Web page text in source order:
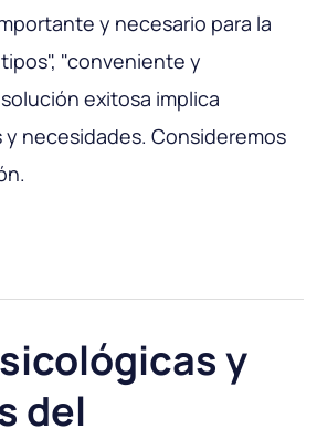
y necesario para la
"conveniente y
exitosa implica
y necesidades. Consideremos
y
del